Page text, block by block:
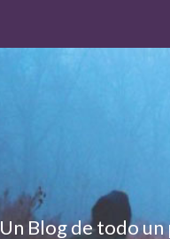
Un Blog de todo un